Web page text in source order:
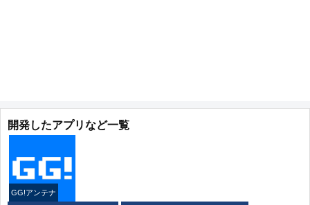
開発したアプリなど一覧
GG!アンテナ